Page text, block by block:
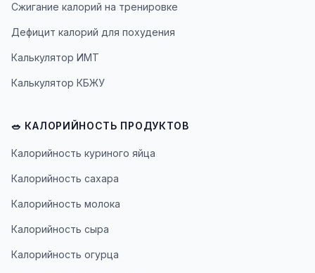
Сжигание калорий на тренировке
Дефицит калорий для похудения
Калькулятор ИМТ
Калькулятор КБЖУ
🥗 КАЛОРИЙНОСТЬ ПРОДУКТОВ
Калорийность куриного яйца
Калорийность сахара
Калорийность молока
Калорийность сыра
Калорийность огурца